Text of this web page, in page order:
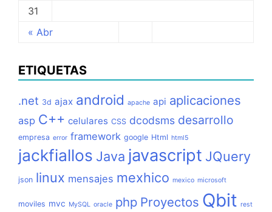
« Abr
31
ETIQUETAS
.net 3d ajax android apache api aplicaciones
asp C++ celulares CSS dcodsms desarrollo
empresa error framework google Html html5
jackfiallos Java javascript JQuery
json linux mensajes mexhico mexico microsoft
moviles mvc MySQL oracle php Proyectos Qbit rest